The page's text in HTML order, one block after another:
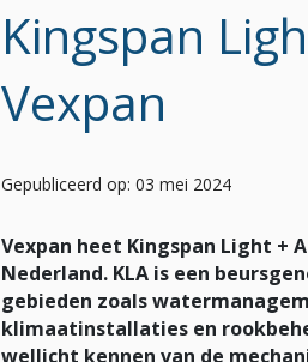
Kingspan
Vexpan
Gepubliceerd op: 03 mei 2024
Vexpan heet Kingspan Light +
Nederland. KLA is een
gebieden zoals
klimaatinstallaties en
wellicht kennen van de